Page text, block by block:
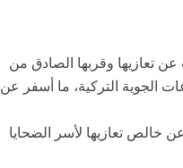
تعازيها وقربها الصادق من
الجوية التركية، ما أسفر عن
خالص تعازيها لأسر الضحايا